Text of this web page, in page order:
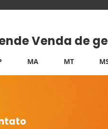
Venda de
MA MT